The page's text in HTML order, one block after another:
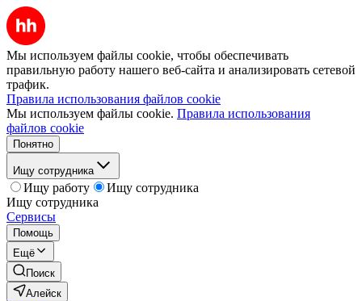
Мы используем файлы cookie, чтобы обеспечивать
правильную работу нашего веб-сайта и анализировать сетевой
трафик.
Правила использования файлов cookie
Мы используем файлы cookie. Правила использования
файлов cookie
Понятно
Ищу сотрудника
Ищу работу
Ищу сотрудника
Ищу сотрудника
Сервисы
Помощь
Ещё
Поиск
Алейск